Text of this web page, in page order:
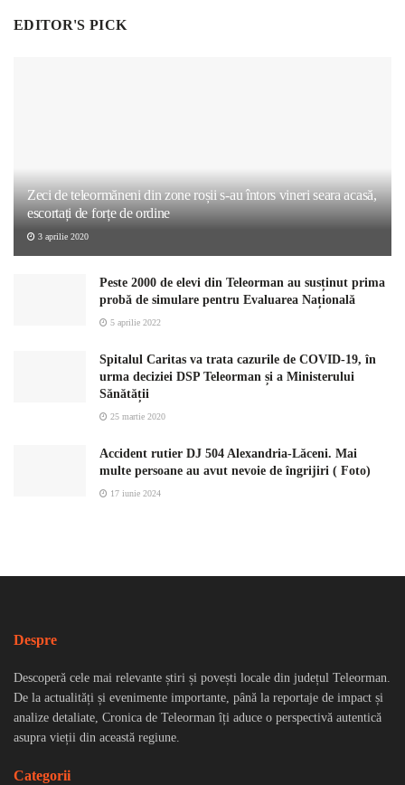
EDITOR'S PICK
Zeci de teleormăneni din zone roșii s-au întors vineri seara acasă,
escortați de forțe de ordine
3 aprilie 2020
Peste 2000 de elevi din Teleorman au susținut prima
probă de simulare pentru Evaluarea Națională
5 aprilie 2022
Spitalul Caritas va trata cazurile de COVID-19, în
urma deciziei DSP Teleorman și a Ministerului
Sănătății
25 martie 2020
Accident rutier DJ 504 Alexandria-Lăceni. Mai
multe persoane au avut nevoie de îngrijiri ( Foto)
17 iunie 2024
Despre
Descoperă cele mai relevante știri și povești locale din județul Teleorman.
De la actualități și evenimente importante, până la reportaje de impact și
analize detaliate, Cronica de Teleorman îți aduce o perspectivă autentică
asupra vieții din această regiune.
Categorii